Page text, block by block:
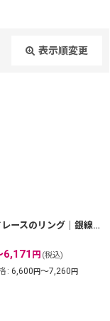
表示順変更
幅広ワイドレースのリング｜銀線細工の透かしの繊細さを堪能できるシンプルリング。【silver925】
6,171 円 (税込)
: 6,600円～7,260円